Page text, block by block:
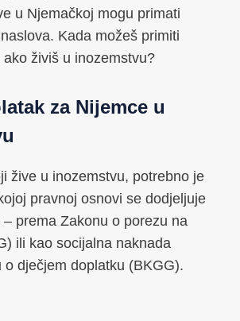
u Njemačkoj mogu primati
Kada možeš primiti
živiš u inozemstvu?
za Nijemce u
žive u inozemstvu, potrebno je
pravnoj osnovi se dodjeljuje
prema Zakonu o porezu na
ili kao socijalna naknada
o dječjem doplatku (BKGG).